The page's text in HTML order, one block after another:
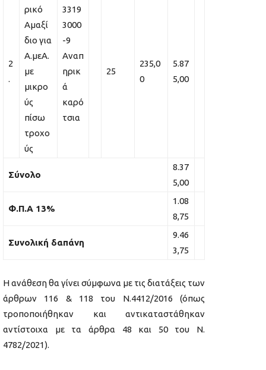
2
.
ρικό
Αμαξί
διο για
Α.μεΑ.
με
μικρο
ύς
πίσω
τροχο
ύς
3319
3000
-9
Αναπ
ηρικ
ά
καρό
τσια
25
235,0
0
5.87
5,00
Σύνολο
8.37
5,00
Φ.Π.Α 13%
1.08
8,75
Συνολική δαπάνη
9.46
3,75
Η ανάθεση θα γίνει σύμφωνα με τις διατάξεις των
άρθρων 116 & 118 του Ν.4412/2016 (όπως
τροποποιήθηκαν και αντικαταστάθηκαν
αντίστοιχα με τα άρθρα 48 και 50 του Ν.
4782/2021).